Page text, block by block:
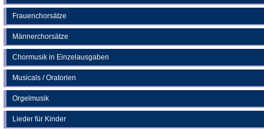
Frauenchorsätze
Männerchorsätze
Chormusik in Einzelausgaben
Musicals / Oratorien
Orgelmusik
Lieder für Kinder